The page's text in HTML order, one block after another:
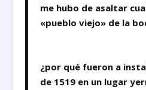
me hubo de asaltar
«pueblo viejo» de la
¿por qué fueron a
de 1519 en un lugar